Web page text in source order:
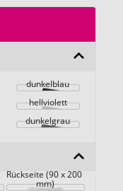
dunkelblau
hellviolett
dunkelgrau
Rückseite (90 x 200
mm)